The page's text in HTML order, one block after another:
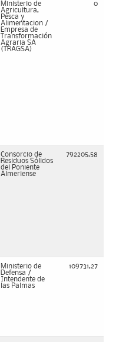
Ministerio de
Agricultura,
Pesca y
Alimentacion /
Empresa de
Transformación
Agraria SA
(TRAGSA)
0
Consorcio de
Residuos Sólidos
del Poniente
Almeriense
792205,58
Ministerio de
Defensa /
Intendente de
las Palmas
109731,27